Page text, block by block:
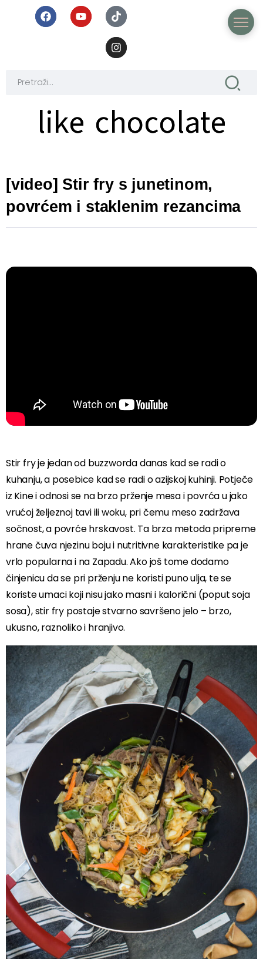
like chocolate
like chocolate
[video] Stir fry s junetinom,
povrćem i staklenim rezancima
Stir fry je jedan od buzzworda danas kad se radi o
kuhanju, a posebice kad se radi o azijskoj kuhinji. Potječe
iz Kine i odnosi se na brzo prženje mesa i povrća u jako
vrućoj željeznoj tavi ili woku, pri čemu meso zadržava
sočnost, a povrće hrskavost. Ta brza metoda pripreme
hrane čuva njezinu boju i nutritivne karakteristike pa je
vrlo popularna i na Zapadu. Ako još tome dodamo
činjenicu da se pri prženju ne koristi puno ulja, te se
koriste umaci koji nisu jako masni i kalorični (poput soja
sosa), stir fry postaje stvarno savršeno jelo – brzo,
ukusno, raznoliko i hranjivo.